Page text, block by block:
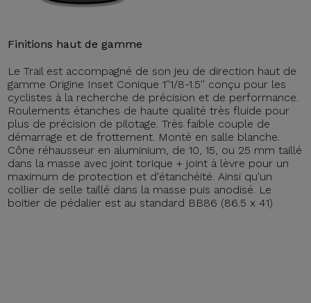
Finitions haut de gamme
Le Trail est accompagné de son jeu de direction haut de
gamme Origine Inset Conique 1''1/8-1.5'' conçu pour les
cyclistes à la recherche de précision et de performance.
Roulements étanches de haute qualité très fluide pour
plus de précision de pilotage. Très faible couple de
démarrage et de frottement. Monté en salle blanche.
Cône réhausseur en aluminium, de 10, 15, ou 25 mm taillé
dans la masse avec joint torique + joint à lèvre pour un
maximum de protection et d'étanchéité. Ainsi qu'un
collier de selle taillé dans la masse puis anodisé. Le
boitier de pédalier est au standard BB86 (86.5 x 41)